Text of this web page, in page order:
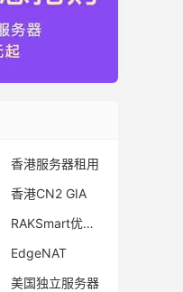
香港服务器租用
香港CN2 GIA
RAKSmart优惠码
EdgeNAT
美国独立服务器